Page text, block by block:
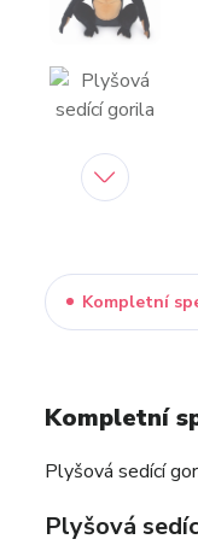
Kompletní
Kompletní
Plyšová sedící
Plyšová